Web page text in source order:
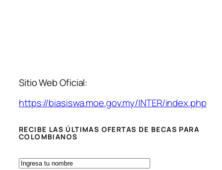
Sitio Web Oficial:
https://biasiswa.moe.gov.my/INTER/index.php
RECIBE LAS ÚLTIMAS OFERTAS DE BECAS PARA
COLOMBIANOS